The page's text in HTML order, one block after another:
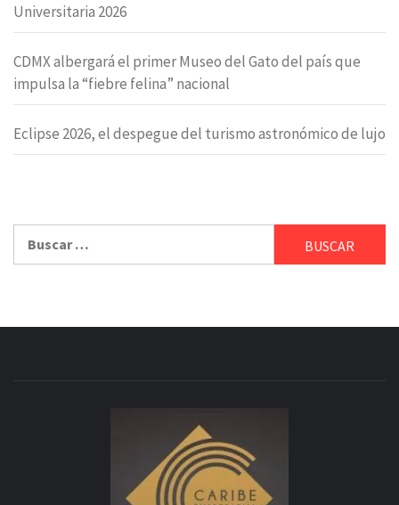
Universitaria 2026
CDMX albergará el primer Museo del Gato del país que
impulsa la “fiebre felina” nacional
Eclipse 2026, el despegue del turismo astronómico de lujo